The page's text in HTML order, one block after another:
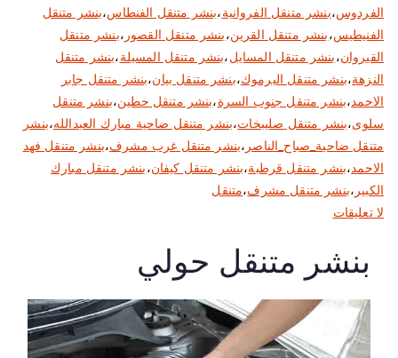
الفردوس،بنشر متنقل الفروانية،بنشر متنقل الفنطاس،بنشر متنقل
الفنيطيس،بنشر متنقل القرين،بنشر متنقل القصور ،بنشر متنقل
القيروان،بنشر متنقل المسايل،بنشر متنقل المسيلة،بنشر متنقل
النزهة،بنشر متنقل اليرموك،بنشر متنقل بيان،بنشر متنقل جابر
الاحمد،بنشر متنقل جنوب السرة،بنشر متنقل حطين،بنشر متنقل
سلوى،بنشر متنقل صليبخات،بنشر متنقل ضاحية مبارك العبدالله،بنشر
متنقل ضاحية_صباح_الناصر ،بنشر متنقل غرب مشرف،بنشر متنقل فهد
الاحمد،بنشر متنقل قرطبة،بنشر متنقل كيفان،بنشر متنقل مبارك
الكبير ،بنشر متنقل مشرف،متنقل
لا تعليقات
ى
ب
بنشر متنقل حولي